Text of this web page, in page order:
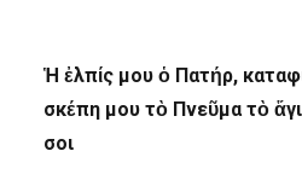
Ἡ ἐλπίς μου ὁ Πατήρ,
σκέπη μου τὸ Πνεῦμα τὸ
σοι